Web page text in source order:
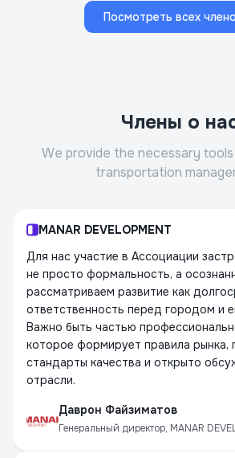
Посмотреть всех
Члены о
We provide the necessary
transportation
MANAR DEVELOPMENT
Для нас участие в Ассоциации
не просто формальность, а
рассматриваем развитие как
ответственность перед городом и
Важно быть частью
которое формирует правила рынка,
стандарты качества и открыто
отрасли.
Даврон Файзиматов
Генеральный директор, MANAR